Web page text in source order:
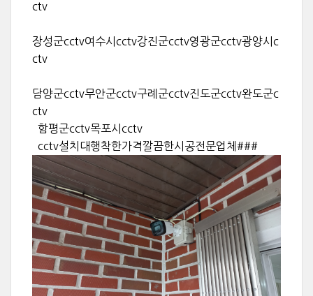
ctv
장성군cctv여수시cctv강진군cctv영광군cctv광양시c
ctv
담양군cctv무안군cctv구례군cctv진도군cctv완도군c
ctv
함평군cctv목포시cctv
cctv설치대행착한가격깔끔한시공전문업체###